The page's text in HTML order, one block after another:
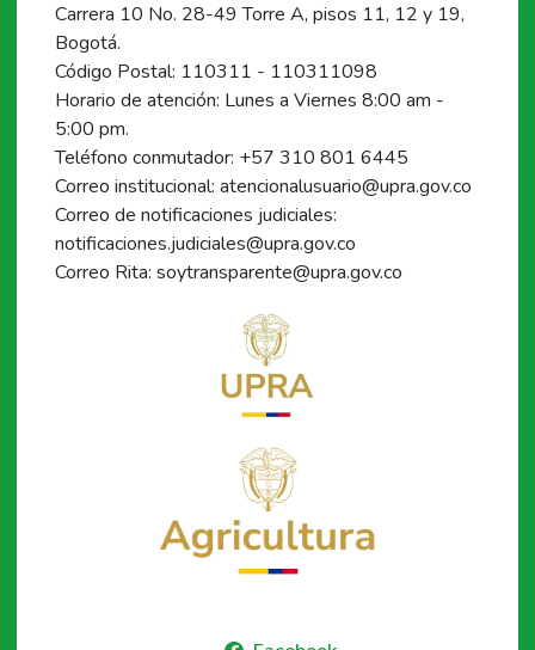
Carrera 10 No. 28-49 Torre A, pisos 11, 12 y 19,
Bogotá.
Código Postal: 110311 - 110311098
Horario de atención: Lunes a Viernes 8:00 am -
5:00 pm.
Teléfono conmutador: +57 310 801 6445
Correo institucional: atencionalusuario@upra.gov.co
Correo de notificaciones judiciales:
notificaciones.judiciales@upra.gov.co
Correo Rita: soytransparente@upra.gov.co